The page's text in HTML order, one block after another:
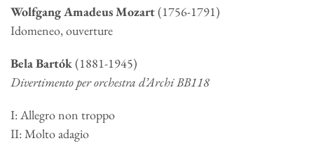
Wolfgang Amadeus Mozart(1756-1791)
Idomeneo, ouverture
Bela Bartók(1881-1945)
Divertimento per orchestra d’Archi BB118
I: Allegro non troppo
II: Molto adagio